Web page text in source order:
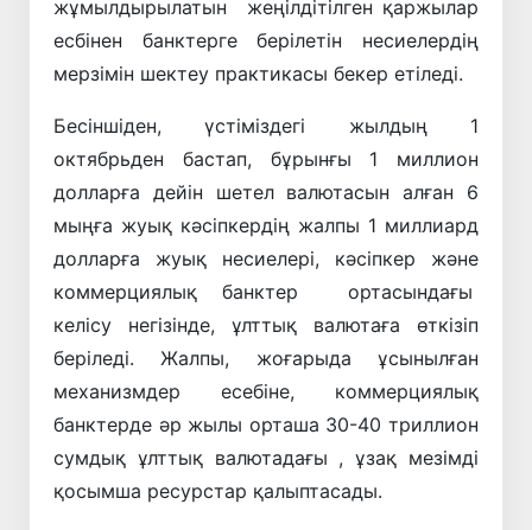
жұмылдырылатын жеңілдітілген қаржылар
есбінен банктерге берілетін несиелердің
мерзімін шектеу практикасы бекер етіледі.
Бесіншіден, үстіміздегі жылдың 1
октябрьден бастап, бұрынғы 1 миллион
долларға дейін шетел валютасын алған 6
мыңға жуық кәсіпкердің жалпы 1 миллиард
долларға жуық несиелері, кәсіпкер және
коммерциялық банктер ортасындағы
келісу негізінде, ұлттық валютаға өткізіп
беріледі. Жалпы, жоғарыда ұсынылған
механизмдер есебіне, коммерциялық
банктерде әр жылы орташа 30-40 триллион
сумдық ұлттық валютадағы , ұзақ мезімді
қосымша ресурстар қалыптасады.